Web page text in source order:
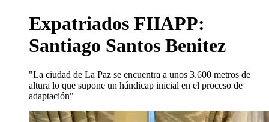
Expatriados FIIAPP:
Santiago Santos Benitez
"La ciudad de La Paz se encuentra a unos 3.600 metros de
altura lo que supone un hándicap inicial en el proceso de
adaptación"